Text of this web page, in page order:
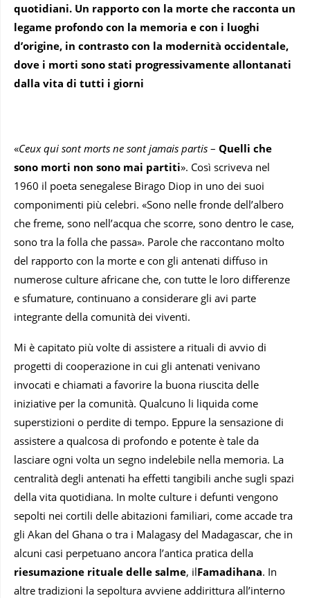
quotidiani. Un rapporto con la morte che racconta un
legame profondo con la memoria e con i luoghi
d’origine, in contrasto con la modernità occidentale,
dove i morti sono stati progressivamente allontanati
dalla vita di tutti i giorni
«Ceux qui sont morts ne sont jamais partis – Quelli che
sono morti non sono mai partiti». Così scriveva nel
1960 il poeta senegalese Birago Diop in uno dei suoi
componimenti più celebri. «Sono nelle fronde dell’albero
che freme, sono nell’acqua che scorre, sono dentro le case,
sono tra la folla che passa». Parole che raccontano molto
del rapporto con la morte e con gli antenati diffuso in
numerose culture africane che, con tutte le loro differenze
e sfumature, continuano a considerare gli avi parte
integrante della comunità dei viventi.
Mi è capitato più volte di assistere a rituali di avvio di
progetti di cooperazione in cui gli antenati venivano
invocati e chiamati a favorire la buona riuscita delle
iniziative per la comunità. Qualcuno li liquida come
superstizioni o perdite di tempo. Eppure la sensazione di
assistere a qualcosa di profondo e potente è tale da
lasciare ogni volta un segno indelebile nella memoria. La
centralità degli antenati ha effetti tangibili anche sugli spazi
della vita quotidiana. In molte culture i defunti vengono
sepolti nei cortili delle abitazioni familiari, come accade tra
gli Akan del Ghana o tra i Malagasy del Madagascar, che in
alcuni casi perpetuano ancora l’antica pratica della
riesumazione rituale delle salme, ilFamadihana. In
altre tradizioni la sepoltura avviene addirittura all’interno